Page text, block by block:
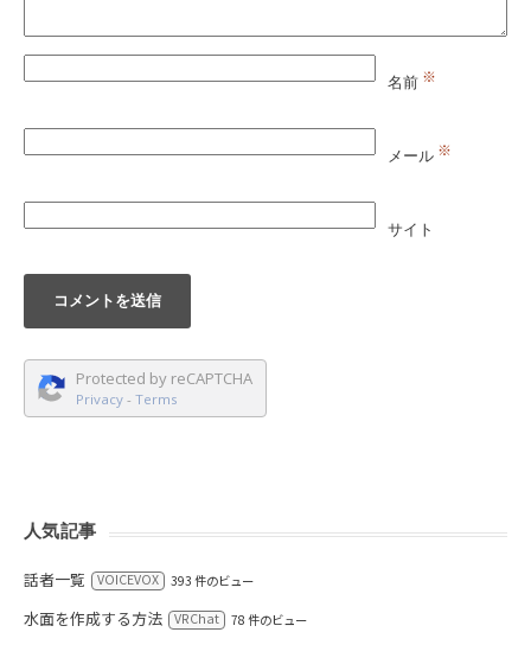
名前 ※
メール ※
サイト
Protected by reCAPTCHA
Privacy - Terms
人気記事
話者一覧 VOICEVOX 393 件のビュー
水面を作成する方法 VRChat 78 件のビュー